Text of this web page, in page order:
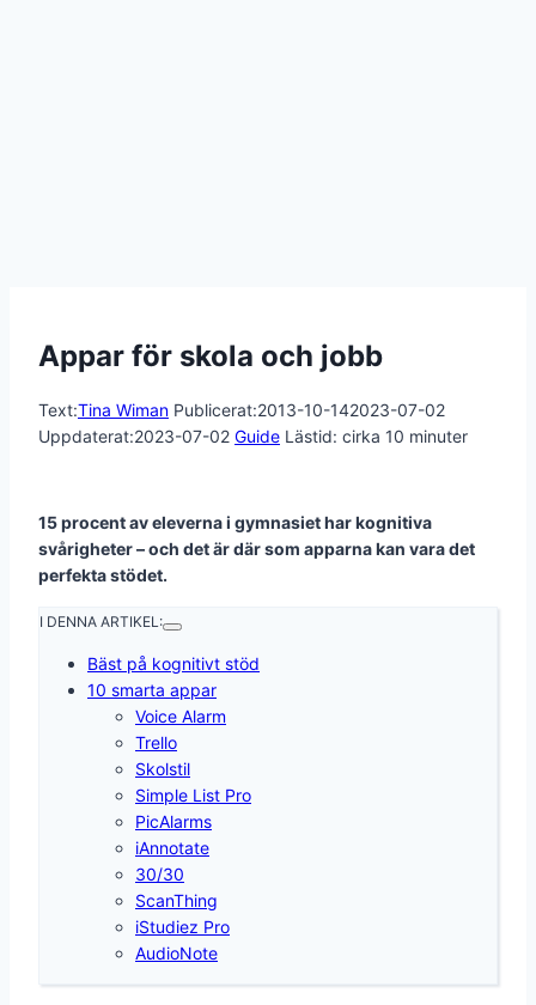
Appar för skola och jobb
Text:Tina Wiman Publicerat:2013-10-142023-07-02
Uppdaterat:2023-07-02 Guide Lästid: cirka 10 minuter
15 procent av eleverna i gymnasiet har kognitiva
svårigheter – och det är där som apparna kan vara det
perfekta stödet.
I DENNA ARTIKEL:
Bäst på kognitivt stöd
10 smarta appar
Voice Alarm
Trello
Skolstil
Simple List Pro
PicAlarms
iAnnotate
30/30
ScanThing
iStudiez Pro
AudioNote